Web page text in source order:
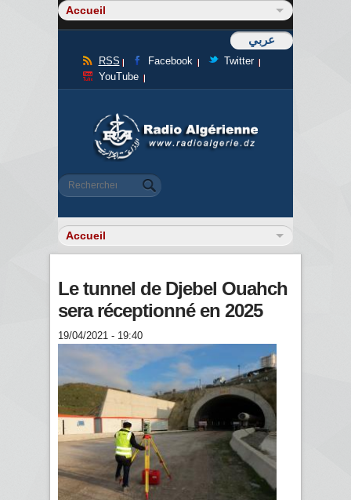
عربي
RSS Facebook
Twitter
YouTube
Formulaire de recherche
Rechercher
Le tunnel de Djebel Ouahch
sera réceptionné en 2025
19/04/2021 - 19:40